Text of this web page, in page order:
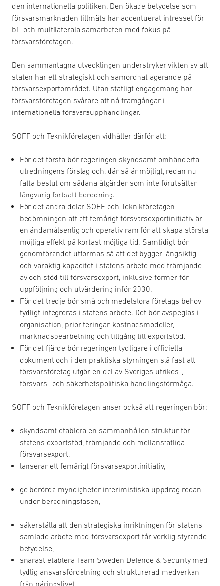
den internationella politiken. Den ökade betydelse som
försvarsmarknaden tillmäts har accentuerat intresset för
bi- och multilaterala samarbeten med fokus på
försvarsföretagen.
Den sammantagna utvecklingen understryker vikten av att
staten har ett strategiskt och samordnat agerande på
försvarsexportområdet. Utan statligt engagemang har
försvarsföretagen svårare att nå framgångar i
internationella försvarsupphandlingar.
SOFF och Teknikföretagen vidhåller därför att:
För det första bör regeringen skyndsamt omhänderta
utredningens förslag och, där så är möjligt, redan nu
fatta beslut om sådana åtgärder som inte förutsätter
långvarig fortsatt beredning.
För det andra delar SOFF och Teknikföretagen
bedömningen att ett femårigt försvarsexportinitiativ är
en ändamålsenlig och operativ ram för att skapa största
möjliga effekt på kortast möjliga tid. Samtidigt bör
genomförandet utformas så att det bygger långsiktig
och varaktig kapacitet i statens arbete med främjande
av och stöd till försvarsexport, inklusive former för
uppföljning och utvärdering inför 2030.
För det tredje bör små och medelstora företags behov
tydligt integreras i statens arbete. Det bör avspeglas i
organisation, prioriteringar, kostnadsmodeller,
marknadsbearbetning och tillgång till exportstöd.
För det fjärde bör regeringen tydligare i officiella
dokument och i den praktiska styrningen slå fast att
försvarsföretag utgör en del av Sveriges utrikes-,
försvars- och säkerhetspolitiska handlingsförmåga.
SOFF och Teknikföretagen anser också att regeringen bör:
skyndsamt etablera en sammanhållen struktur för
statens exportstöd, främjande och mellanstatliga
försvarsexport,
lanserar ett femårigt försvarsexportinitiativ,
ge berörda myndigheter interimistiska uppdrag redan
under beredningsfasen,
säkerställa att den strategiska inriktningen för statens
samlade arbete med försvarsexport får verklig styrande
betydelse,
snarast etablera Team Sweden Defence & Security med
tydlig ansvarsfördelning och strukturerad medverkan
från näringslivet,